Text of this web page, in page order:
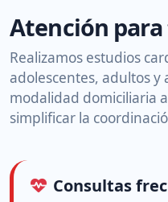
Atención para
Realizamos estudios
adolescentes, adultos y
modalidad domiciliaria
simplificar la
Consultas